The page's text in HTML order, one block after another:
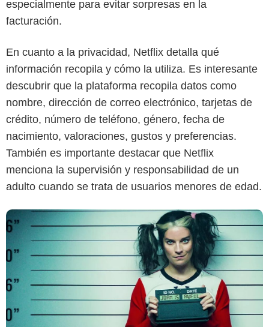
especialmente para evitar sorpresas en la
facturación.
En cuanto a la privacidad, Netflix detalla qué
información recopila y cómo la utiliza. Es interesante
descubrir que la plataforma recopila datos como
nombre, dirección de correo electrónico, tarjetas de
crédito, número de teléfono, género, fecha de
nacimiento, valoraciones, gustos y preferencias.
También es importante destacar que Netflix
menciona la supervisión y responsabilidad de un
adulto cuando se trata de usuarios menores de edad.
Netflix